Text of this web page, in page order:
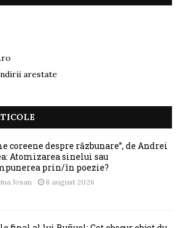
arestate
coreene despre răzbunare”, de Andrei
Atomizarea sinelui sau
prin/în poezie?
Josan 8 august 2026